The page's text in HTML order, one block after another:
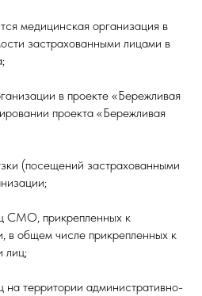
медицинская организация в
застрахованными лицами в
в проекте «Бережливая
проекта «Бережливая
(посещений застрахованными
СМО, прикрепленных к
в общем числе прикрепленных к
лиц;
на территории административно-